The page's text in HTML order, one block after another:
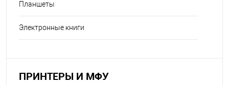
Планшеты
Электронные книги
ПРИНТЕРЫ И МФУ